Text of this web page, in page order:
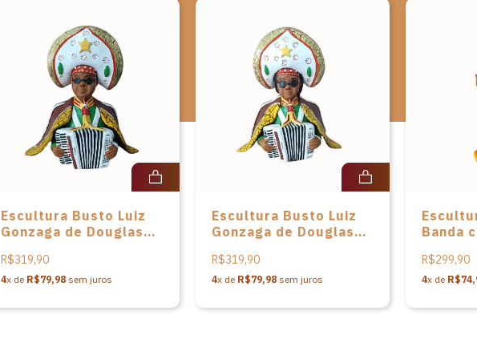
Escultura Busto Luiz
Gonzaga de Douglas
R$319,90
4x de R$79,98 sem juros
Escultura Busto Luiz
Gonzaga de Douglas
R$319,90
4x de R$79,98sem juros
Banda
Luiz
R$299,90
4x de